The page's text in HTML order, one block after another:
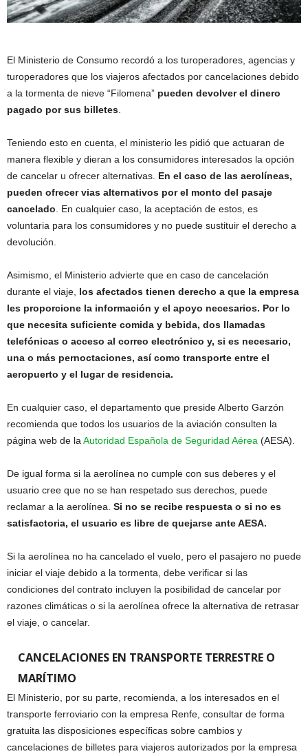
El Ministerio de Consumo recordó a los turoperadores, agencias y
turoperadores que los viajeros afectados por cancelaciones debido
a la tormenta de nieve “Filomena” pueden devolver el dinero
pagado por sus billetes
Teniendo esto en cuenta, el ministerio les pidió que actuaran de
manera flexible y dieran a los consumidores interesados la opción
de cancelar u ofrecer alternativas. En el caso de las aerolíneas,
pueden ofrecer vias alternativos por el monto del pasaje
cancelado . En cualquier caso, la aceptación de estos, es
voluntaria para los consumidores y no puede sustituir el derecho a
devolución.
Asimismo, el Ministerio advierte que en caso de cancelación
durante el viaje, los afectados tienen derecho a que la empresa
les proporcione la información y el apoyo necesarios. Por lo
que necesita suficiente comida y bebida, dos llamadas
telefónicas o acceso al correo electrónico y, si es necesario,
una o más pernoctaciones, así como transporte entre el
aeropuerto y el lugar de residencia.
En cualquier caso, el departamento que preside Alberto Garzón
recomienda que todos los usuarios de la aviación consulten la
página web de la Autoridad Española de Seguridad Aérea (AESA).
De igual forma si la aerolínea no cumple con sus deberes y el
usuario cree que no se han respetado sus derechos, puede
reclamar a la aerolínea. Si no se recibe respuesta o si no es
satisfactoria, el usuario es libre de quejarse ante AESA.
Si la aerolínea no ha cancelado el vuelo, pero el pasajero no puede
iniciar el viaje debido a la tormenta, debe verificar si las
condiciones del contrato incluyen la posibilidad de cancelar por
razones climáticas o si la aerolínea ofrece la alternativa de retrasar
el viaje, o cancelar.
CANCELACIONES EN TRANSPORTE TERRESTRE O
MARÍTIMO
El Ministerio, por su parte, recomienda, a los interesados en el
transporte ferroviario con la empresa Renfe, consultar de forma
gratuita las disposiciones específicas sobre cambios y
cancelaciones de billetes para viajeros autorizados por la empresa